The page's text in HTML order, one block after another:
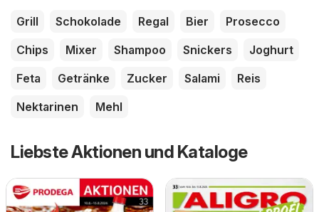
Grill Schokolade Regal Bier
Prosecco
Chips
Mixer Shampoo Snickers
Joghurt
Feta
Getränke Zucker Salami
Reis
Nektarinen
Mehl
Liebste Aktionen und Kataloge